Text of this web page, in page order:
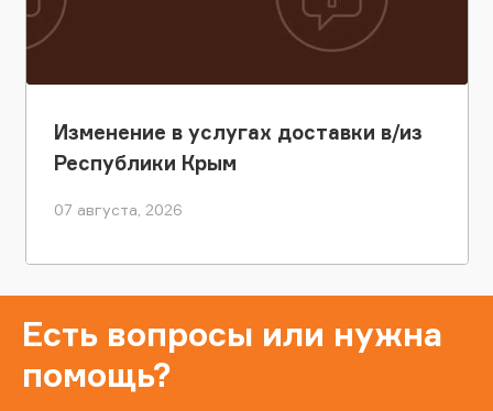
Изменение в услугах доставки в/из
Республики Крым
07 августа, 2026
Есть вопросы или нужна
помощь?